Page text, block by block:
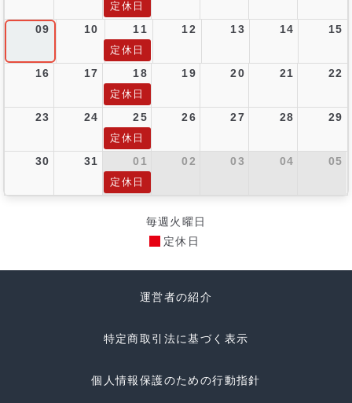
定休日
09 10 11 12 13 14 15
定休日
16 17 18 19 20 21 22
定休日
23 24 25 26 27 28 29
定休日
30 31 01 02 03 04 05
定休日
毎週火曜日
定休日
運営者の紹介
特定商取引法に基づく表示
個人情報保護のための行動指針